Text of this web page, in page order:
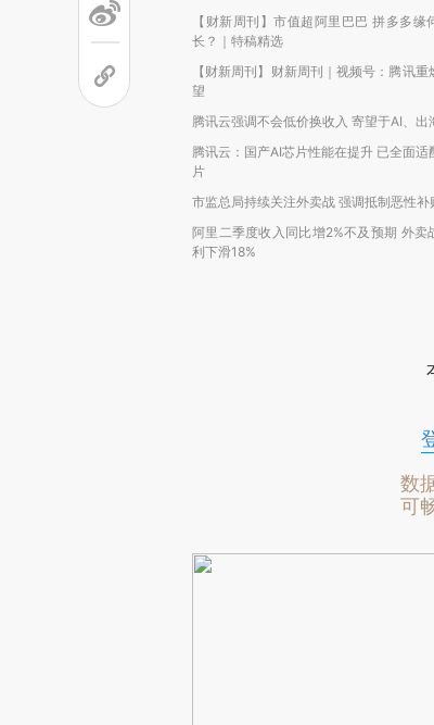
【财新周刊】市值超阿里巴巴 拼多多缘
长？｜特稿精选
【财新周刊】财新周刊｜视频号：腾讯重
望
腾讯云强调不会低价换收入 寄望于AI、出
腾讯云：国产AI芯片性能在提升 已全面适
片
市监总局持续关注外卖战 强调抵制恶性补
阿里二季度收入同比增2%不及预期 外卖
利下滑18%
数
可